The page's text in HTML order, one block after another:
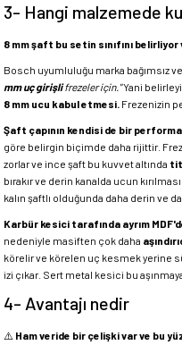
3- Hangi malzemede
8 mm şaft bu setin sınıfını
Bosch uyumluluğu marka bağımsız
mm uç girişlifrezeler için."Yani
8 mm ucu kabul etmesi. Frezenizin
Şaft çapının kendisi de bir
göre belirgin biçimde daha rijittir.
zorlar ve ince şaft bu kuvvet altında
bırakır ve derin kanalda ucun
kalın şaftlı olduğunda daha derin ve
Karbür kesici tarafında ayrım
nedeniyle masiften çok daha
körelir ve körelen uç kesmek yerine
izi çıkar. Sert metal kesici bu aşınmaya
4- Avantajı nedir
⚠️ Ham veride bir çelişki var ve bu